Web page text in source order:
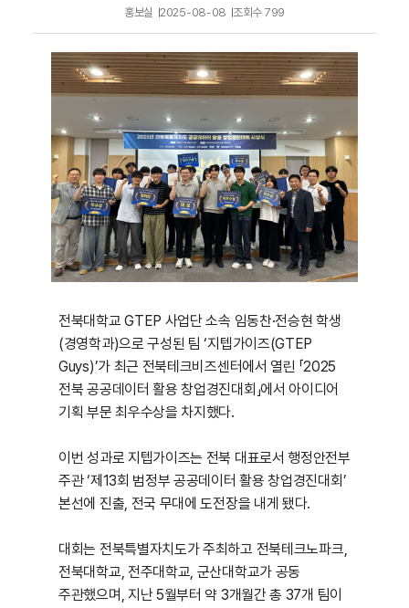
홍보실 2025-08-08 조회수 799
전북대학교 GTEP 사업단 소속 임동찬·전승현 학생
(경영학과)으로 구성된 팀 ‘지텝가이즈(GTEP
Guys)’가 최근 전북테크비즈센터에서 열린 「2025
전북 공공데이터 활용 창업경진대회」에서 아이디어
기획 부문 최우수상을 차지했다.
이번 성과로 지텝가이즈는 전북 대표로서 행정안전부
주관 ‘제13회 범정부 공공데이터 활용 창업경진대회’
본선에 진출, 전국 무대에 도전장을 내게 됐다.
대회는 전북특별자치도가 주최하고 전북테크노파크,
전북대학교, 전주대학교, 군산대학교가 공동
주관했으며, 지난 5월부터 약 3개월간 총 37개 팀이